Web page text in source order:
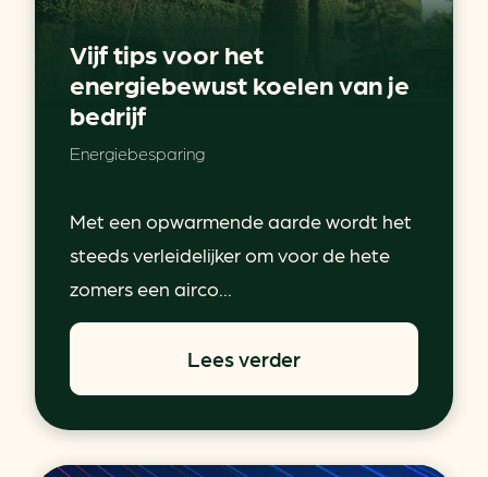
Vijf tips voor het
energiebewust koelen van je
bedrijf
Energiebesparing
Met een opwarmende aarde wordt het
steeds verleidelijker om voor de hete
zomers een airco...
Lees verder